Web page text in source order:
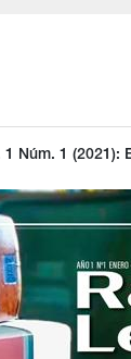
1 Núm. 1 (2021):